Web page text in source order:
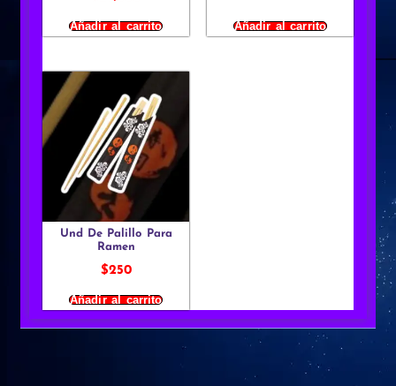
Añadir al carrito Añadir al carrito
Und De Palillo Para
Ramen
$250
Añadir al carrito